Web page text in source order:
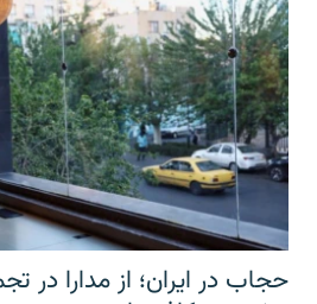
حجاب در ایران؛ از مدارا در